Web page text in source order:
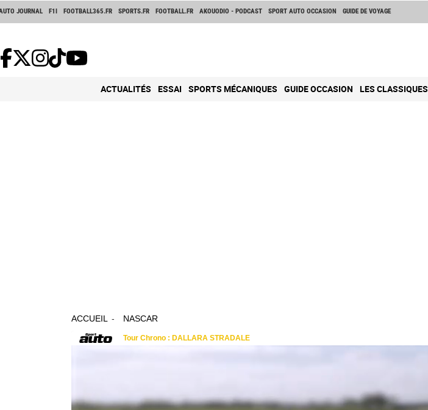
JOURNAL F1I FOOTBALL365.FR SPORTS.FR FOOTBALL.FR AKOUODIO - PODCAST SPORT AUTO OCCASION GUIDE DE VOYAGE
ACTUALITÉS ESSAI SPORTS MÉCANIQUES GUIDE OCCASION LES CLASSIQUES
ACCUEIL NASCAR